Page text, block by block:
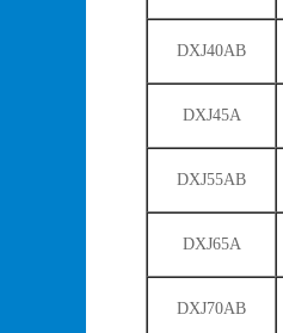
DXJ40AB
DXJ45A
DXJ55AB
DXJ65A
DXJ70AB